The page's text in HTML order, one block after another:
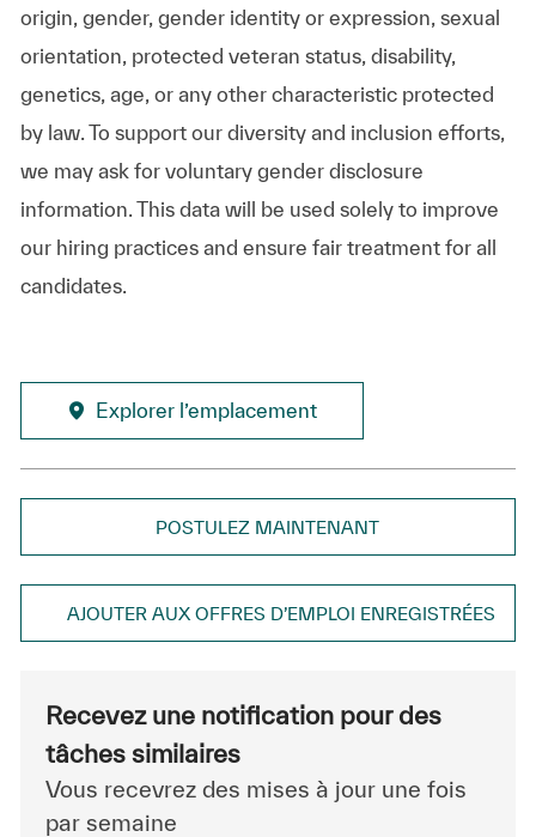
origin, gender, gender identity or expression, sexual
orientation, protected veteran status, disability,
genetics, age, or any other characteristic protected
by law. To support our diversity and inclusion efforts,
we may ask for voluntary gender disclosure
information. This data will be used solely to improve
our hiring practices and ensure fair treatment for all
candidates.
Explorer l’emplacement
POSTULEZ MAINTENANT
AJOUTER AUX OFFRES D’EMPLOI ENREGISTRÉES
Recevez une notification pour des
tâches similaires
Vous recevrez des mises à jour une fois
par semaine